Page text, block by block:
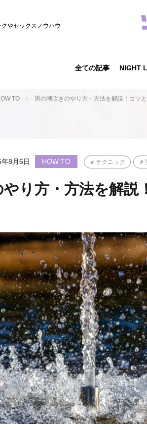
やセックスノウハウ
全ての記事 NIGHT
TO 男の潮吹きのやり方・方法を解説！コツ
8月6日 HOW TO テクニック
り方・方法を解説